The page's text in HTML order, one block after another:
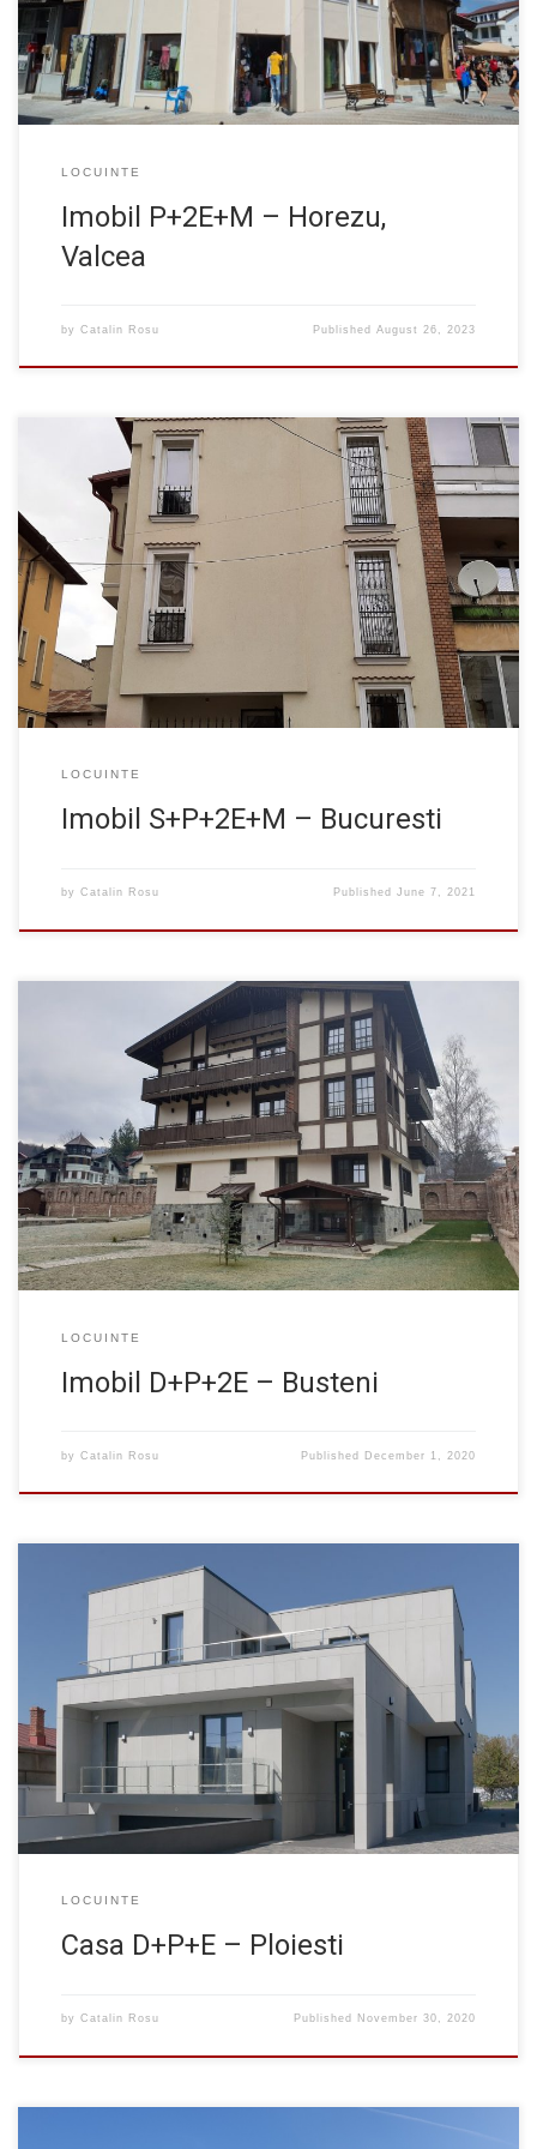
cu 2 corpuri de cladire existente. Cladirea cu etaj […]
LOCUINTE
Imobil P+2E+M – Horezu,
Valcea
by Catalin Rosu PublishedAugust 26, 2023
O cladire noua, alipita unui imobil construita in perioada 1960.
Structura in cadre din beton armat cu fundatie de tip radier
general. Pentru alipirea la calcan s-a realizat o consola de cca.
1m cu fundare punctuala. Arhitectura: arh. Ady Radulesc –
Adinvest SRL Structura: dr.ing. Catalin Rosu, dr.ing. Loredana
Joita. […]
LOCUINTE
Imobil S+P+2E+M – Bucuresti
by Catalin Rosu PublishedJune 7, 2021
Un imobil vechi, fosta cabana de vacanta restaurata si
supraetajata. La preluarea proiectului fundatiile erau tasate si
crapata, la fel si o parte din ziduri. A fost nevoie de interventii
ample de consolidare dar la final a iesit o cladire frumoasa.
Arhitectura: arh. Sorin Bleanda Structura: ing. Florin Gheorghiu,
dr.ing. […]
LOCUINTE
Imobil D+P+2E – Busteni
by Catalin Rosu Published December 1, 2020
Locuinta unifamiliala cu regim de inaltime D+P+E situata in
Ploiesti. Arhitectura: arh. Florin Adamescu Structura: ing. Florin
Gheorghiu, dr. ing. Catalin Rosu, dr.ing. Loredana Joita
LOCUINTE
Casa D+P+E – Ploiesti
by Catalin Rosu Published November 30, 2020